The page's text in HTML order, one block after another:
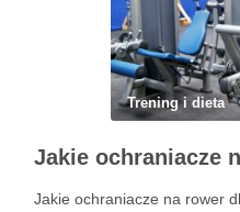
Trening i dieta
Jakie ochraniacze na rower